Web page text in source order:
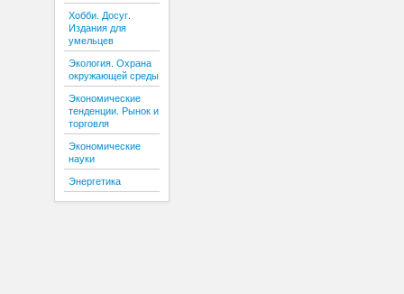
Хобби. Досуг.
Издания для
умельцев
Экология. Охрана
окружающей среды
Экономические
тенденции. Рынок и
торговля
Экономические
науки
Энергетика